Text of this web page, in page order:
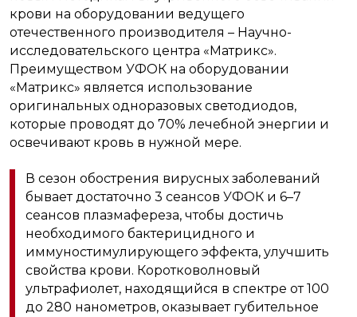
крови на оборудовании ведущего
отечественного производителя – Научно-
исследовательского центра «Матрикс».
Преимуществом УФОК на оборудовании
«Матрикс» является использование
оригинальных одноразовых светодиодов,
которые проводят до 70% лечебной энергии и
освечивают кровь в нужной мере.
В сезон обострения вирусных заболеваний
бывает достаточно 3 сеансов УФОК и 6–7
сеансов плазмафереза, чтобы достичь
необходимого бактерицидного и
иммуностимулирующего эффекта, улучшить
свойства крови. Коротковолновый
ультрафиолет, находящийся в спектре от 100
до 280 нанометров, оказывает губительное